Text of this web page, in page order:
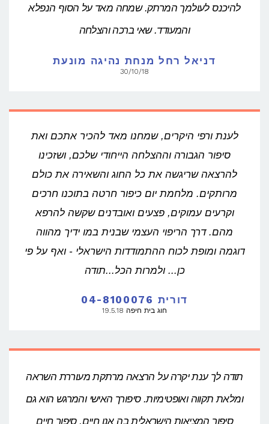
להיכנס לעולמך המרתק. שמחה מאד על הסוף הנפלא
והמעודד. שאי ברכה והצלחה
דניאל רחל מנחת נהיגה מונעת
30/10/18
לענת ורפי היקרים, שמחנו מאד להכיר אתכם ואת
סיפור הגבורה וההצלחה הייחודי שלכם, ושזכינו
להרצאה שריגשה את כל החוג והשאירה את כולם
מרותקים. מלחמת יום כיפור חרטה בתוכנו חרכים
וקרעים עמוקים, פצעים ואובדנים שקשה להרפא
מהם. דרך הריפוי העצמי שבנית במו ידיך מהווה
דוגמה ומופת לכוח ההתמודדות הישראלי - ואף על פי
כן... ולמרות הכל...תודה
דורית 04-8100076
חוג בית חיפה 19.5.18
תודה לך ענת יקרה על הרצאה מרתקת מעוררת השראה
ומלאת תקווה ואופטימיות. סיפורך האישי והמרגש הוא גם
סיפור המציאות הישראלית בה אנו חיים. סיפור חיים